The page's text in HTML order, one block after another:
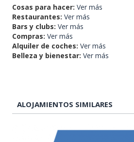
Cosas para hacer: Ver más
Restaurantes: Ver más
Bars y clubs: Ver más
Compras: Ver más
Alquiler de coches: Ver más
Belleza y bienestar: Ver más
ALOJAMIENTOS SIMILARES